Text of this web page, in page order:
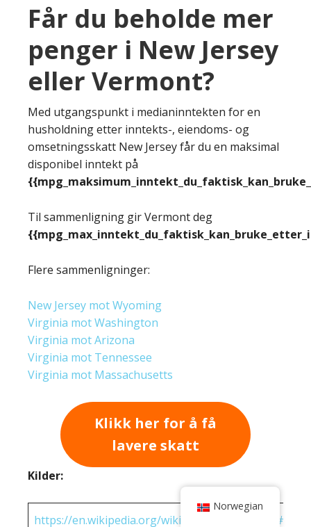
Får du beholde mer
penger i New Jersey
eller Vermont?
Med utgangspunkt i medianinntekten for en
husholdning etter inntekts-, eiendoms- og
omsetningsskatt New Jersey får du en maksimal
disponibel inntekt på
Til sammenligning gir Vermont deg
Flere sammenligninger:
New Jersey mot Wyoming
Virginia mot Washington
Virginia mot Arizona
Virginia mot Tennessee
Virginia mot Massachusetts
Klikk her for å få
lavere skatt
Kilder:
https://en.wikipedia.org/wiki/
Norwegian